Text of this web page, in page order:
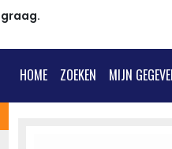
graag.
HOME ZOEKEN MIJN